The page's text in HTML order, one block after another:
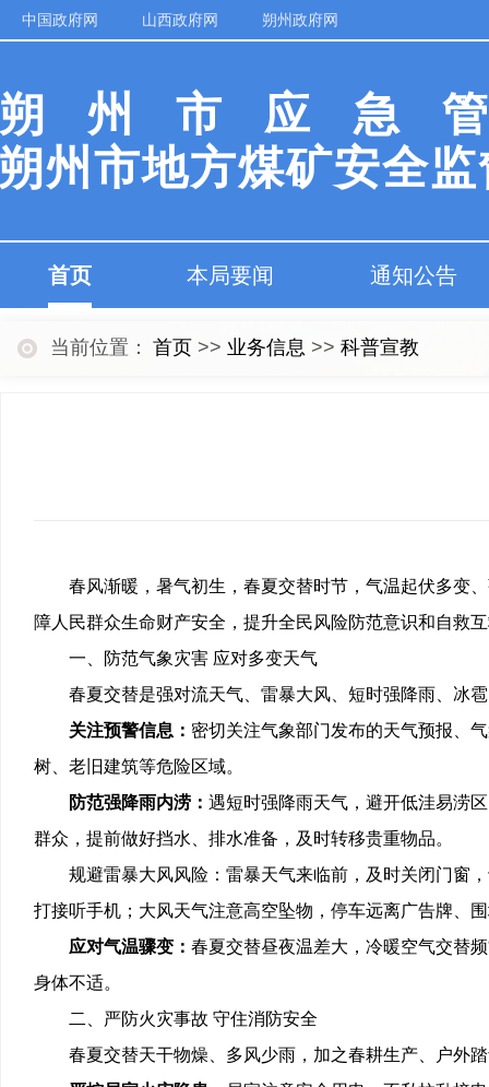
中国政府网 山西政府网 朔州政府网
州市应急
州市地方煤矿安全
首页 本局要闻 通知公告
当前位置： 首页 >> 业务信息 >> 科普宣教
春风渐暖，暑气初生，春夏交替时节，气温起伏多变
障人民群众生命财产安全，提升全民风险防范意识和自救
一、防范气象灾害 应对多变天气
春夏交替是强对流天气、雷暴大风、短时强降雨、冰
关注预警信息： 密切关注气象部门发布的天气预报、
树、老旧建筑等危险区域。
防范强降雨内涝： 遇短时强降雨天气，避开低洼易涝
群众，提前做好挡水、排水准备，及时转移贵重物品。
规避雷暴大风风险：雷暴天气来临前，及时关闭门窗
打接听手机；大风天气注意高空坠物，停车远离广告牌、
应对气温骤变： 春夏交替昼夜温差大，冷暖空气交替
身体不适。
二、严防火灾事故 守住消防安全
春夏交替天干物燥、多风少雨，加之春耕生产、户外